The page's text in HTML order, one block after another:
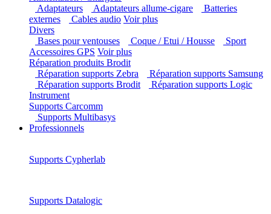
Alimentation / Chargeur
Adaptateurs
Adaptateurs allume-cigare
externes
Divers
Bases pour ventouses
Coque / Etui / Housse
Accessoires GPS Voir plus
Réparation produits Brodit
Réparation supports Zebra
Réparation supports Samsung
Réparation supports Brodit
Instrument
Supports Carcomm
Supports Multibasys